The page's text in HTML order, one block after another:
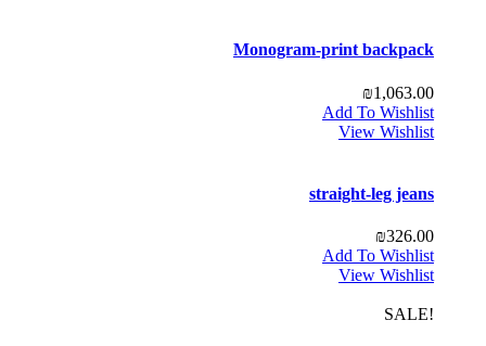
Monogram-print backpack
₪1,063.00
Add To Wishlist
View Wishlist
straight-leg jeans
₪326.00
Add To Wishlist
View Wishlist
!SALE